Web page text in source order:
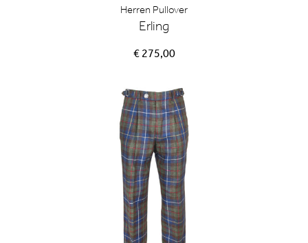
Herren Pullover
Erling
€ 275,00